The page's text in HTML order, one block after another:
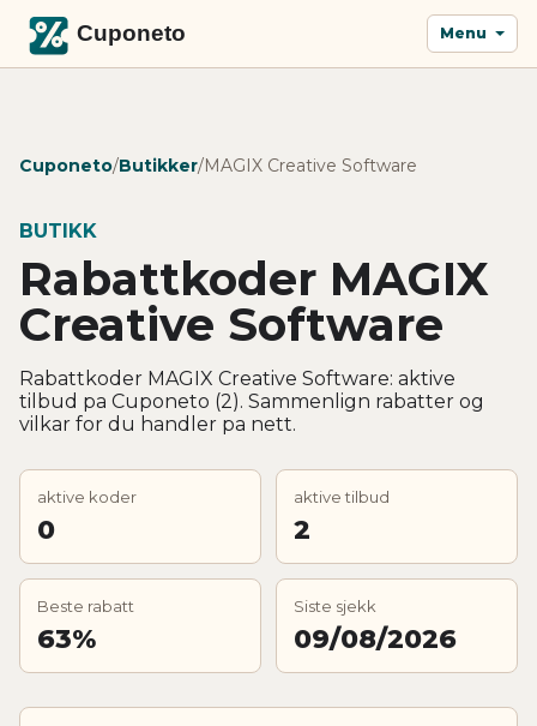
Menu
Cuponeto/Butikker/MAGIX Creative Software
BUTIKK
Rabattkoder MAGIX
Creative Software
Rabattkoder MAGIX Creative Software: aktive
tilbud pa Cuponeto (2). Sammenlign rabatter og
vilkar for du handler pa nett.
aktive koder
0
aktive tilbud
2
Beste rabatt
63%
Siste sjekk
09/08/2026